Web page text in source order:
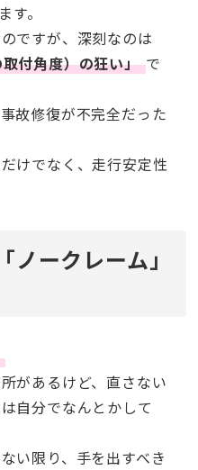
す。
ですが、深刻なのは
付角度）の狂い」で
故修復が不完全だった
けでなく、走行安定性
ークレーム」
があるけど、直さない
自分でなんとかして
い限り、手を出すべき